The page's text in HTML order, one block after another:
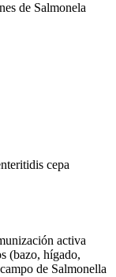
de Salmonela
cepa
activa
(bazo, hígado,
de Salmonella